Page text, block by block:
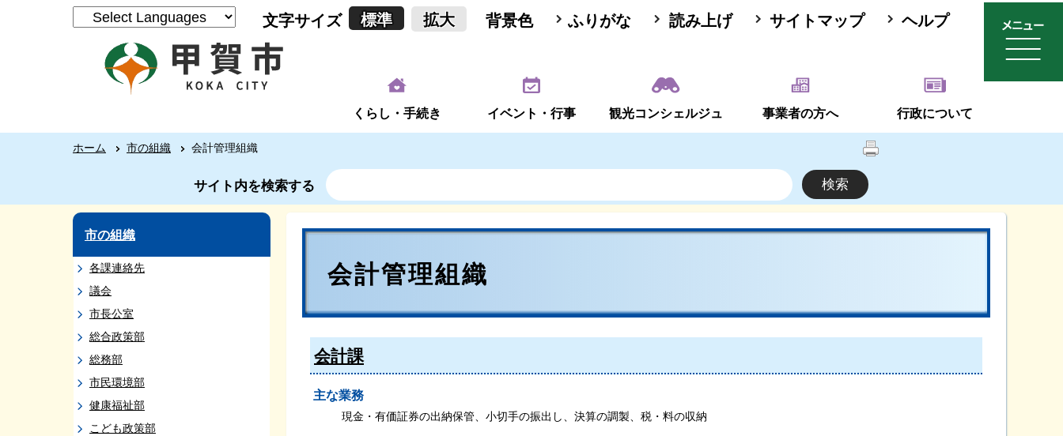
文字サイズ 標準 拡大 背景色 ふりがな 読み上げ サイトマップ ヘルプ
くらし・手続き イベント・行事 観光コンシェルジュ 事業者の方へ 行政について
ホーム 市の組織 会計管理組織
サイト内を検索する
市の組織
各課連絡先
議会
市長公室
総合政策部
総務部
市民環境部
健康福祉部
こども政策部
会計管理組織
会計課
主な業務
現金・有価証券の出納保管、小切手の振出し、決算の調製、税・料の収納